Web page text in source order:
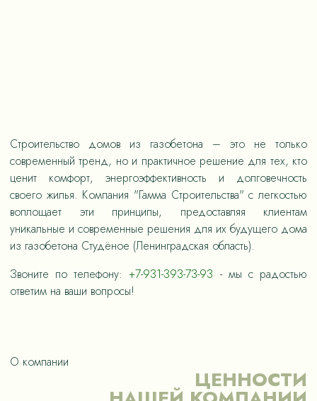
Строительство домов из газобетона – это не только
современный тренд, но и практичное решение для тех, кто
ценит комфорт, энергоэффективность и долговечность
своего жилья. Компания "Гамма Строительства" с легкостью
воплощает эти принципы, предоставляя клиентам
уникальные и современные решения для их будущего дома
из газобетона Студёное (Ленинградская область).
Звоните по телефону:+7-931-393-73-93 - мы с радостью
ответим на ваши вопросы!
О компании
ЦЕННОСТИ